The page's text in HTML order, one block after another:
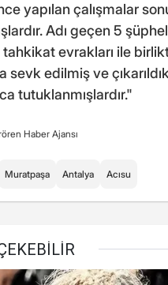
yapılan çalışmalar
Adı geçen 5
tahkikat evrakları ile
sevk edilmiş ve
tutuklanmışlardır."
Haber Ajansı
Muratpaşa Antalya Acısu